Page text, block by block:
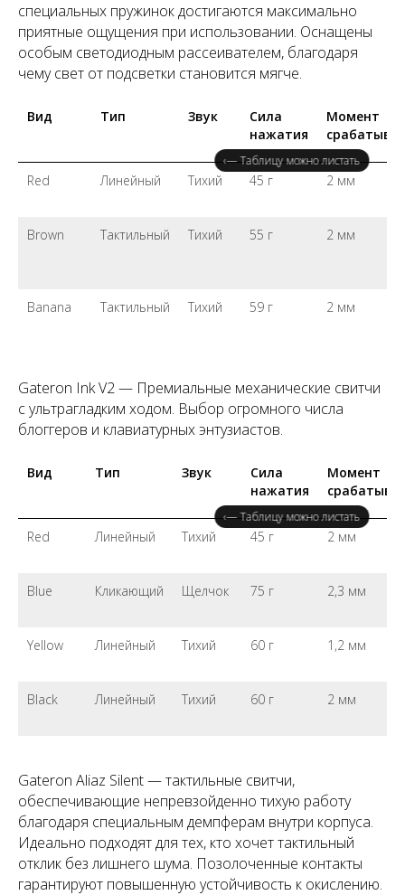
специальных пружинок достигаются максимально
приятные ощущения при использовании. Оснащены
особым светодиодным рассеивателем, благодаря
чему свет от подсветки становится мягче.
Вид Тип Звук
Сила
нажатия
Момент
Red Линейный Тихий 45 г 2 мм
Brown Тактильный Тихий 55 г 2 мм
Banana Тактильный Тихий 59 г 2 мм
‹— Таблицу можно листать
Gateron Ink V2 — Премиальные механические свитчи
с ультрагладким ходом. Выбор огромного числа
блоггеров и клавиатурных энтузиастов.
Вид Тип Звук
Сила
нажатия
Момент
Red Линейный Тихий 45 г 2 мм
Blue Кликающий Щелчок 75 г 2,3 мм
Yellow Линейный Тихий 60 г 1,2 мм
Black Линейный Тихий 60 г 2 мм
‹— Таблицу можно листать
Gateron Aliaz Silent — тактильные свитчи,
обеспечивающие непревзойденно тихую работу
благодаря специальным демпферам внутри корпуса.
Идеально подходят для тех, кто хочет тактильный
отклик без лишнего шума. Позолоченные контакты
гарантируют повышенную устойчивость к окислению.